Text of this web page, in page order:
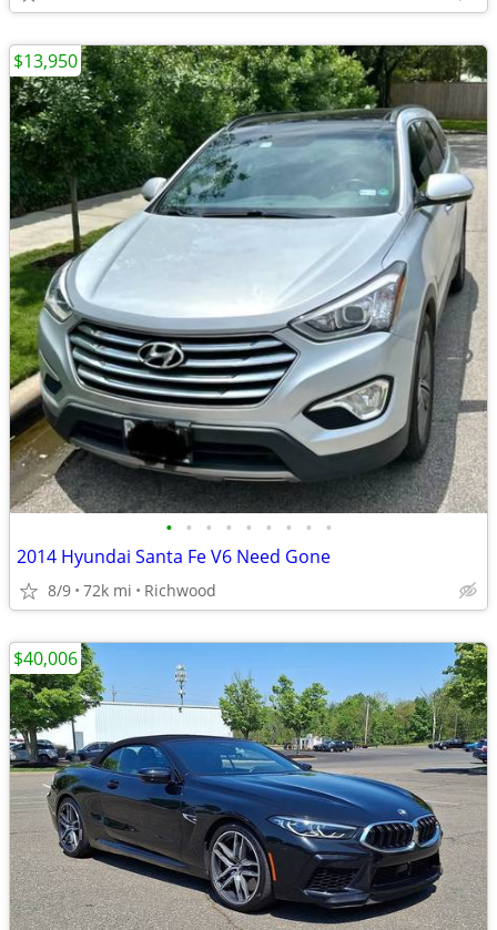
• • • • • • • • •
2014 Hyundai Santa Fe V6 Need Gone
8/9 72k mi Richwood
$13,950
$40,006